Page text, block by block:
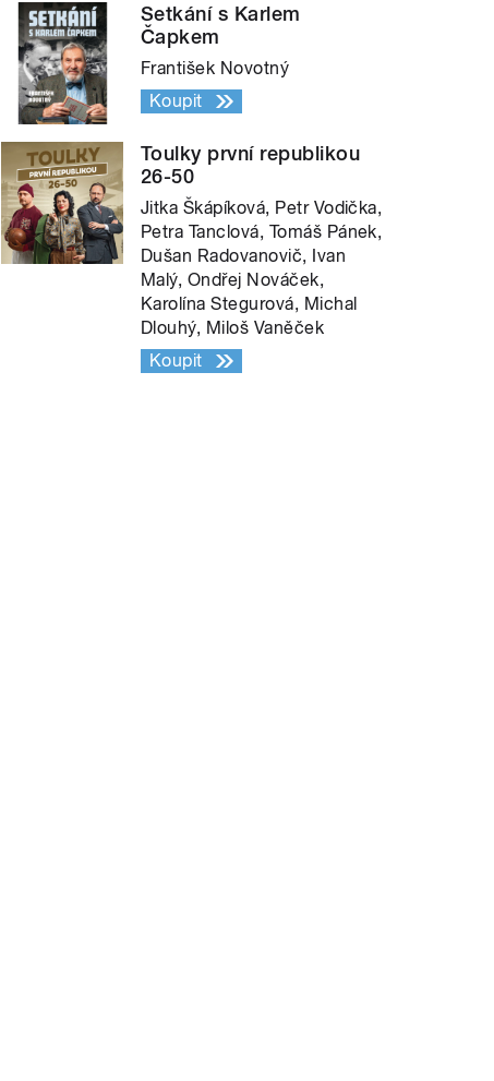
Setkání s Karlem
Čapkem
František Novotný
Koupit
Toulky první republikou
26-50
Jitka Škápíková, Petr Vodička,
Petra Tanclová, Tomáš Pánek,
Dušan Radovanovič, Ivan
Malý, Ondřej Nováček,
Karolína Stegurová, Michal
Dlouhý, Miloš Vaněček
Koupit